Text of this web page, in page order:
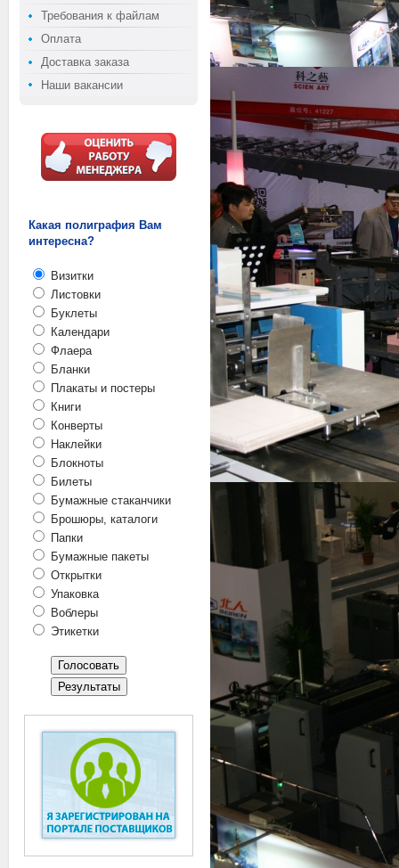
Требования к файлам
Оплата
Доставка заказа
Наши вакансии
Какая полиграфия Вам
интересна?
Визитки
Листовки
Буклеты
Календари
Флаера
Бланки
Плакаты и постеры
Книги
Конверты
Наклейки
Блокноты
Билеты
Бумажные стаканчики
Брошюры, каталоги
Папки
Бумажные пакеты
Открытки
Упаковка
Воблеры
Этикетки